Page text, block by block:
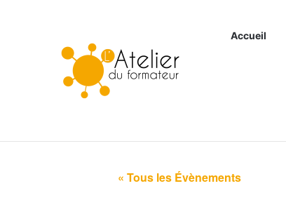
Accueil
« Tous les Évènements